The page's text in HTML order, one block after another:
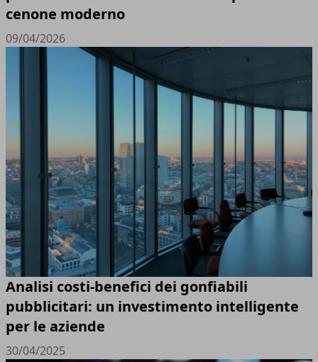
cenone moderno
09/04/2026
Analisi costi-benefici dei gonfiabili
pubblicitari: un investimento intelligente
per le aziende
30/04/2025